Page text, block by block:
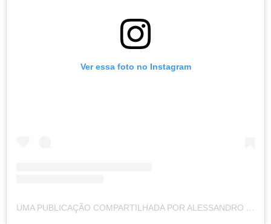
Ver essa foto no Instagram
UMA PUBLICAÇÃO COMPARTILHADA POR ALESSANDRO FLORENZI (@FLORENZI)